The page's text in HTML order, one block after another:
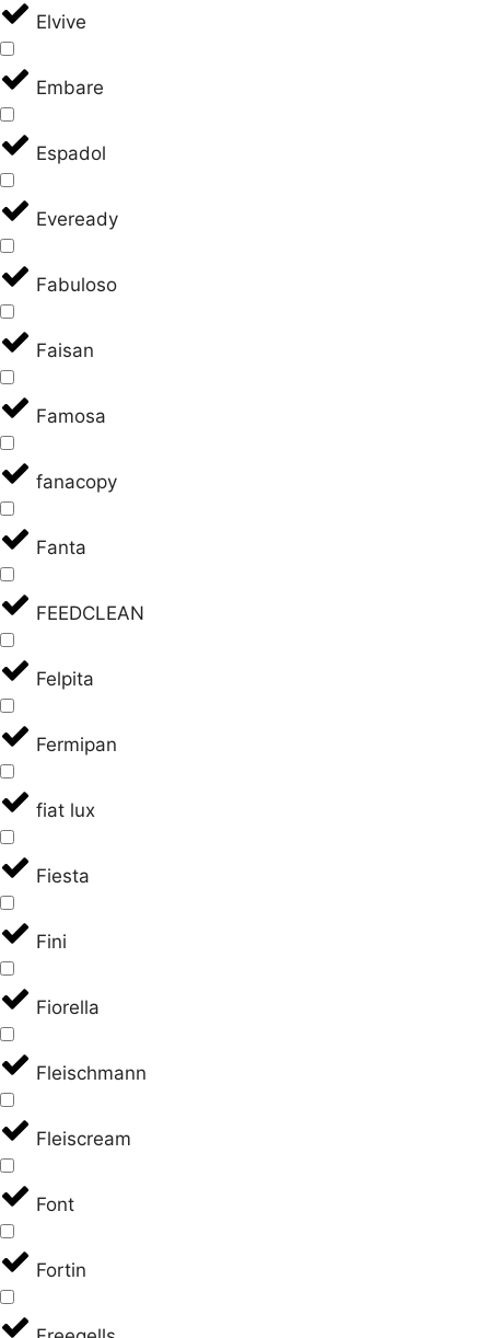
Elvive
Embare
Espadol
Eveready
Fabuloso
Faisan
Famosa
fanacopy
Fanta
FEEDCLEAN
Felpita
Fermipan
fiat lux
Fiesta
Fini
Fiorella
Fleischmann
Fleiscream
Font
Fortin